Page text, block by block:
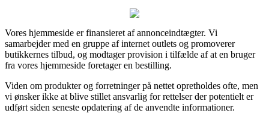
Vores hjemmeside er finansieret af annonceindtægter. Vi
samarbejder med en gruppe af internet outlets og promoverer
butikkernes tilbud, og modtager provision i tilfælde af at en bruger
fra vores hjemmeside foretager en bestilling.
Viden om produkter og forretninger på nettet opretholdes ofte, men
vi ønsker ikke at blive stillet ansvarlig for rettelser der potentielt er
udført siden seneste opdatering af de anvendte informationer.